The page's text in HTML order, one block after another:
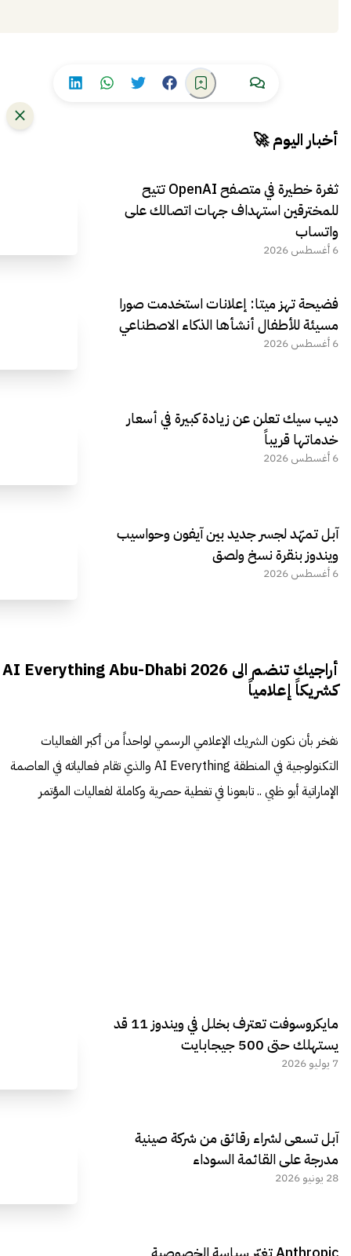
أخبار اليوم 🚀
ثغرة خطيرة في متصفح OpenAI تتيح
للمخترقين استهداف جهات اتصالك على
واتساب
6 أغسطس 2026
فضيحة تهز ميتا: إعلانات استخدمت صورا
مسيئة للأطفال أنشأها الذكاء الاصطناعي
6 أغسطس 2026
ديب سيك تعلن عن زيادة كبيرة في أسعار
خدماتها قريباً
6 أغسطس 2026
آبل تمهّد لجسر جديد بين آيفون وحواسيب
ويندوز بنقرة نسخ ولصق
6 أغسطس 2026
أراجيك تنضم الى AI Everything Abu-Dhabi 2026
كشريكاً إعلامياً
نفخر بأن نكون الشريك الإعلامي الرسمي لواحداً من أكبر الفعاليات
التكنولوجية في المنطقة AI Everything والذي تقام فعالياته في العاصمة
الإماراتية أبو ظبي .. تابعونا في تغطية حصرية وكاملة لفعاليات المؤتمر
مايكروسوفت تعترف بخلل في ويندوز 11 قد
يستهلك حتى 500 جيجابايت
7 يوليو 2026
آبل تسعى لشراء رقائق من شركة صينية
مدرجة على القائمة السوداء
28 يونيو 2026